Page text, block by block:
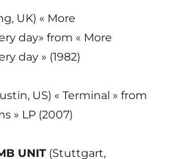
UK) « More
day» from « More
day » (1982)
US) « Terminal » from
» LP (2007)
UNIT (Stuttgart,